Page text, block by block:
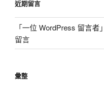
近期留言
「一位 WordPress 留言者
留言
彙整